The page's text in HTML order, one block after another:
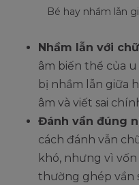
Bé hay nhầm lẫn
Nhầm lẫn với chữ
âm biến thể của
bị nhầm lẫn giữa
âm và viết sai
Đánh vần đúng
cách đánh vẫn
khó, nhưng vì
thường ghép vần